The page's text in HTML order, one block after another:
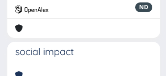
ND
social impact